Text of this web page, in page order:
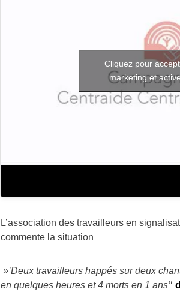
Cliquez pour
marketing et
L’association des travailleurs en
commente la situation
»’Deux travailleurs happés sur deux
en quelques heures et 4 morts en 1 ans’‘